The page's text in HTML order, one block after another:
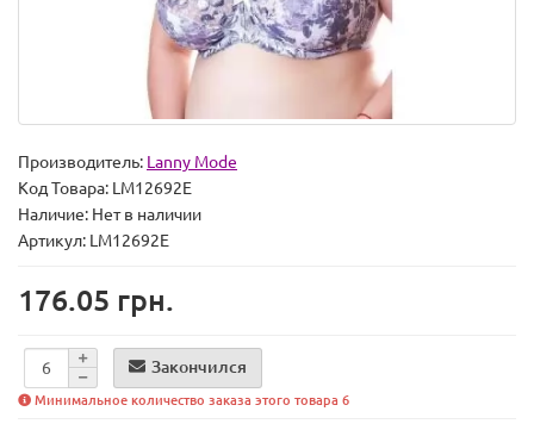
Производитель: Lanny Mode
Код Товара: LM12692E
Наличие: Нет в наличии
Артикул: LM12692E
176.05 грн.
Закончился
Минимальное количество заказа этого товара 6